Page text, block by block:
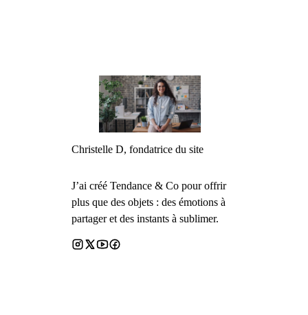
Christelle D, fondatrice du site
J’ai créé Tendance & Co pour offrir
plus que des objets : des émotions à
partager et des instants à sublimer.